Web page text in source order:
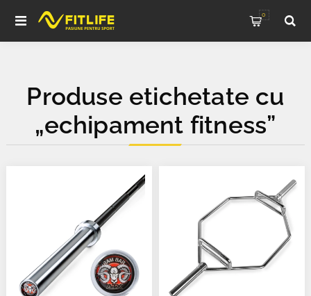
0
Produse etichetate cu
„echipament fitness”